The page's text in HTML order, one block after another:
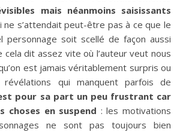
mais néanmoins saisissants
ne s’attendait peut-être pas à ce que le
soit scellé de façon aussi
cela dit assez vite où l’auteur veut nous
est jamais véritablement surpris ou
qui manquent parfois de
pour sa part un peu frustrant car
choses en suspend : les motivations
ne sont pas toujours bien